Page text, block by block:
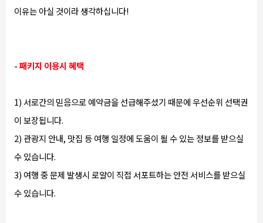
이유는 아실 것이라 생각하십니다!
- 패키지 이용시 혜택
1) 서로간의 믿음으로 예약금을 선급해주셨기 때문에 우선순위 선택권
이 보장됩니다.
2) 관광지 안내, 맛집 등 여행 일정에 도움이 될 수 있는 정보를 받으실
수 있습니다.
3) 여행 중 문제 발생시 로얄이 직접 서포트하는 안전 서비스를 받으실
수 있습니다.